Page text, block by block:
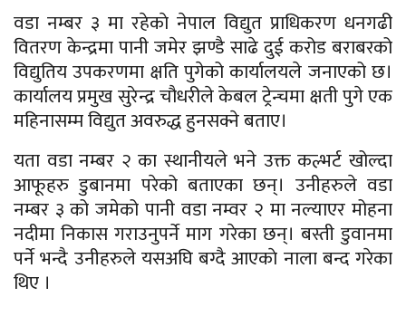
वडा नम्बर ३ मा रहेकाे नेपाल विद्युत प्राधिकरण धनगढी
वितरण केन्द्रमा पानी जमेर झण्डै साढे दुई करोड बराबरको
विद्युतिय उपकरणमा क्षति पुगेको कार्यालयले जनाएको छ।
कार्यालय प्रमुख सुरेन्द्र चौधरीले केबल ट्रेन्चमा क्षती पुगे एक
महिनासम्म विद्युत अवरुद्ध हुनसक्ने बताए।
यता वडा नम्बर २ का स्थानीयले भने उक्त कल्भर्ट खोल्दा
आफूहरु डुबानमा परेको बताएका छन्। उनीहरुले वडा
नम्बर ३ को जमेको पानी वडा नम्वर २ मा नल्याएर मोहना
नदीमा निकास गराउनुपर्ने माग गरेका छन्। बस्ती डुवानमा
पर्ने भन्दै उनीहरुले यसअघि बग्दै आएकाे नाला बन्द गरेका
थिए ।